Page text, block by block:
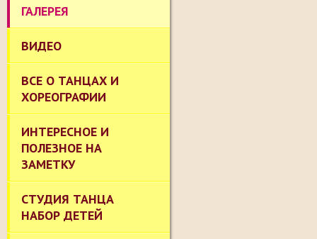
ГАЛЕРЕЯ
ВИДЕО
ВСЕ О ТАНЦАХ И
ХОРЕОГРАФИИ
ИНТЕРЕСНОЕ И
ПОЛЕЗНОЕ НА
ЗАМЕТКУ
СТУДИЯ ТАНЦА
НАБОР ДЕТЕЙ